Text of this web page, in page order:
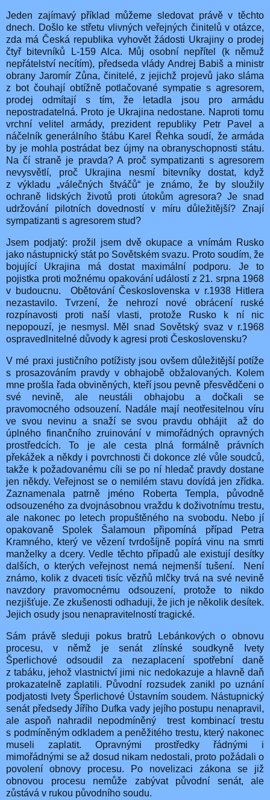
Jeden zajímavý příklad můžeme sledovat právě v těchto
dnech. Došlo ke střetu vlivných veřejných činitelů v otázce,
zda má Česká republika vyhovět žádosti Ukrajiny o prodej
čtyř bitevníků L-159 Alca. Můj osobní nepřítel (k němuž
nepřátelství necítím), předseda vlády Andrej Babiš a ministr
obrany Jaromír Zůna, činitelé, z jejichž projevů jako sláma
z bot čouhají obtížně potlačované sympatie s agresorem,
prodej odmítají s tím, že letadla jsou pro armádu
nepostradatelná. Proto je Ukrajina nedostane. Naproti tomu
vrchní velitel armády, prezident republiky Petr Pavel a
náčelník generálního štábu Karel Řehka soudí, že armáda
by je mohla postrádat bez újmy na obranyschopnosti státu.
Na čí straně je pravda? A proč sympatizanti s agresorem
nevysvětlí, proč Ukrajina nesmí bitevníky dostat, když
z výkladu „válečných štváčů“ je známo, že by sloužily
ochraně lidských životů proti útokům agresora? Je snad
udržování pilotních dovedností v míru důležitější? Znají
sympatizanti s agresorem stud?
Jsem podjatý: prožil jsem dvě okupace a vnímám Rusko
jako nástupnický stát po Sovětském svazu. Proto soudím, že
bojující Ukrajina má dostat maximální podporu. Je to
pojistka proti možnému opakování událostí z 21. srpna 1968
v budoucnu.
Obětování Československa v r.1938 Hitlera
nezastavilo. Tvrzení, že nehrozí nové obrácení ruské
rozpínavosti proti naší vlasti, protože Rusko k ní nic
nepopouzí, je nesmysl. Měl snad Sovětský svaz v r.1968
ospravedlnitelné důvody k agresi proti Československu?
V mé praxi justičního potížisty jsou ovšem důležitější potíže
s prosazováním pravdy v obhajobě obžalovaných. Kolem
mne prošla řada obviněných, kteří jsou pevně přesvědčeni o
své nevině, ale neustáli obhajobu a dočkali se
pravomocného odsouzení. Nadále mají neotřesitelnou víru
ve svou nevinu a snaží se svou pravdu obhájit
až do
úplného finančního zruinování v mimořádných opravných
prostředcích. To je ale cesta plná formálně právních
překážek a někdy i povrchnosti či dokonce zlé vůle soudců,
takže k požadovanému cíli se po ní hledač pravdy dostane
jen někdy. Veřejnost se o nemilém stavu dovídá jen zřídka.
Zaznamenala patrně jméno Roberta Templa, původně
odsouzeného za dvojnásobnou vraždu k doživotnímu trestu,
ale nakonec po letech propuštěného na svobodu. Nebo jí
opakovaně Spolek Šalamoun připomíná případ Petra
Kramného, který ve vězení tvrdošíjně popírá vinu na smrti
manželky a dcery. Vedle těchto případů ale existují desítky
dalších, o kterých veřejnost nemá nejmenší tušení.
Není
známo, kolik z dvaceti tisíc vězňů mlčky trvá na své nevině
navzdory pravomocnému odsouzení, protože to nikdo
nezjišťuje. Ze zkušenosti odhaduji, že jich je několik desítek.
Jejich osudy jsou nenapravitelností tragické.
Sám právě sleduji pokus bratrů Lebánkových o obnovu
procesu, v němž je senát zlínské soudkyně Ivety
Šperlichové odsoudil za nezaplacení spotřební daně
z tabáku, jehož vlastnictví jimi nic nedokazuje a hlavně daň
prokazatelně zaplatili. Původní rozsudek zanikl po uznání
podjatosti Ivety Šperlichové Ústavním soudem. Nástupnický
senát předsedy Jířího Dufka vady jejího postupu nenapravil,
ale aspoň nahradil nepodmíněný
trest kombinací trestu
s podmíněným odkladem a peněžitého trestu, který nakonec
museli zaplatit. Opravnými prostředky řádnými i
mimořádnými se až dosud nikam nedostali, proto požádali o
povolení obnovy procesu. Po novelizaci zákona se již
obnovou procesu nemůže zabývat původní senát, ale
zůstává v rukou původního soudu.